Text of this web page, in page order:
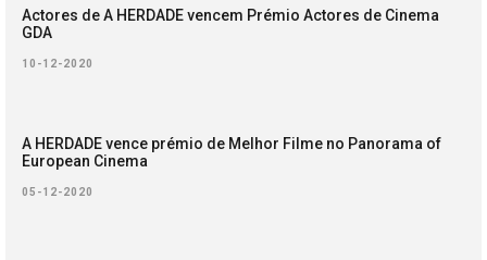
Actores de A HERDADE vencem Prémio Actores de Cinema
GDA
10-12-2020
A HERDADE vence prémio de Melhor Filme no Panorama of
European Cinema
05-12-2020